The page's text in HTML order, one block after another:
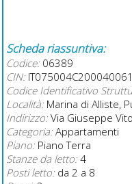
Scheda riassuntiva:
Codice:06389
CIN:IT075004C200040061
Codice Identificativo
Località:Marina di Alliste,
Indirizzo:Via Giuseppe
Categoria:Appartamenti
Piano:Piano Terra
Stanze da letto:4
Posti letto:da 2 a 8